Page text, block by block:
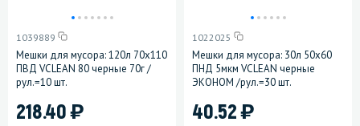
1039889
Мешки для мусора: 120л 70х110
ПВД VCLEAN 80 черные 70г /
рул.=10 шт.
218.40)
1022025
Мешки для мусора: 30л 50х60
ПНД 5мкм VCLEAN черные
ЭКОНОМ /рул.=30 шт.
40.52)